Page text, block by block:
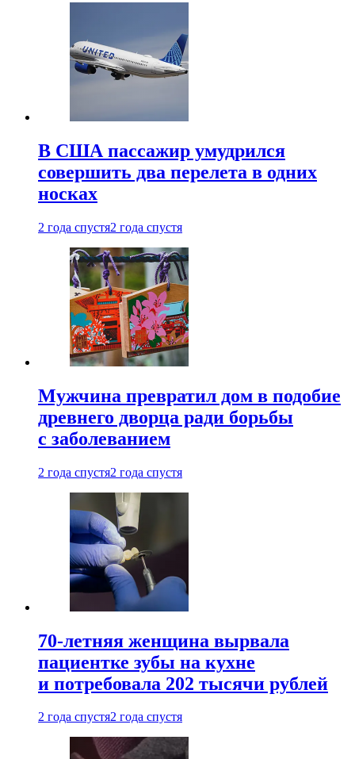
В США пассажир умудрился
совершить два перелета в одних
носках
2 года спустя2 года спустя
Мужчина превратил дом в подобие
древнего дворца ради борьбы
с заболеванием
2 года спустя2 года спустя
70-летняя женщина вырвала
пациентке зубы на кухне
и потребовала 202 тысячи рублей
2 года спустя2 года спустя